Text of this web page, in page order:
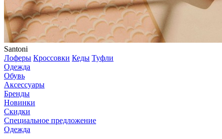
Santoni
Лоферы Кроссовки Кеды Туфли
Одежда
Обувь
Аксессуары
Бренды
Новинки
Скидки
Специальное предложение
Одежда